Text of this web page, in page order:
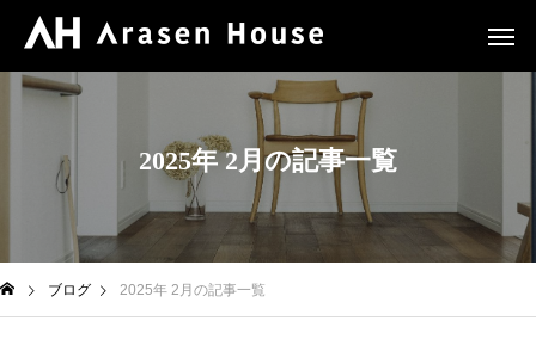
2025年 2月の記事一覧
ブログ 2025年 2月の記事一覧